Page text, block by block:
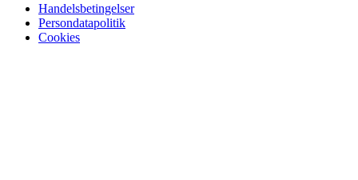
Handelsbetingelser
Persondatapolitik
Cookies